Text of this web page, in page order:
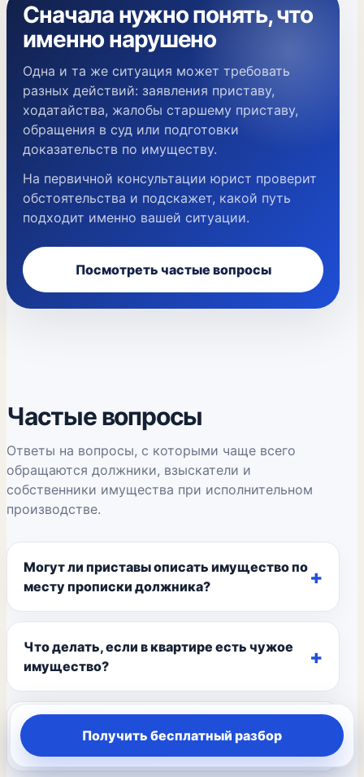
Сначала нужно понять, что
именно нарушено
Одна и та же ситуация может требовать
разных действий: заявления приставу,
ходатайства, жалобы старшему приставу,
обращения в суд или подготовки
доказательств по имуществу.
На первичной консультации юрист проверит
обстоятельства и подскажет, какой путь
подходит именно вашей ситуации.
Посмотреть частые вопросы
Частые вопросы
Ответы на вопросы, с которыми чаще всего
обращаются должники, взыскатели и
собственники имущества при исполнительном
производстве.
Могут ли приставы описать имущество по
месту прописки должника?
Что делать, если в квартире есть чужое
имущество?
Что означает статья 46 часть 1 пункт 3 у
судебных приставов?
Получить бесплатный разбор